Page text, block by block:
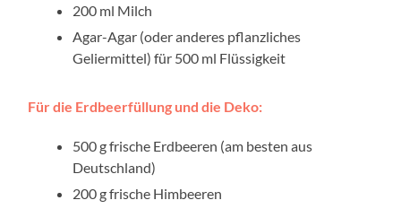
200 ml Milch
Agar-Agar (oder anderes pflanzliches
Geliermittel) für 500 ml Flüssigkeit
Für die Erdbeerfüllung und die Deko:
500 g frische Erdbeeren (am besten aus
Deutschland)
200 g frische Himbeeren